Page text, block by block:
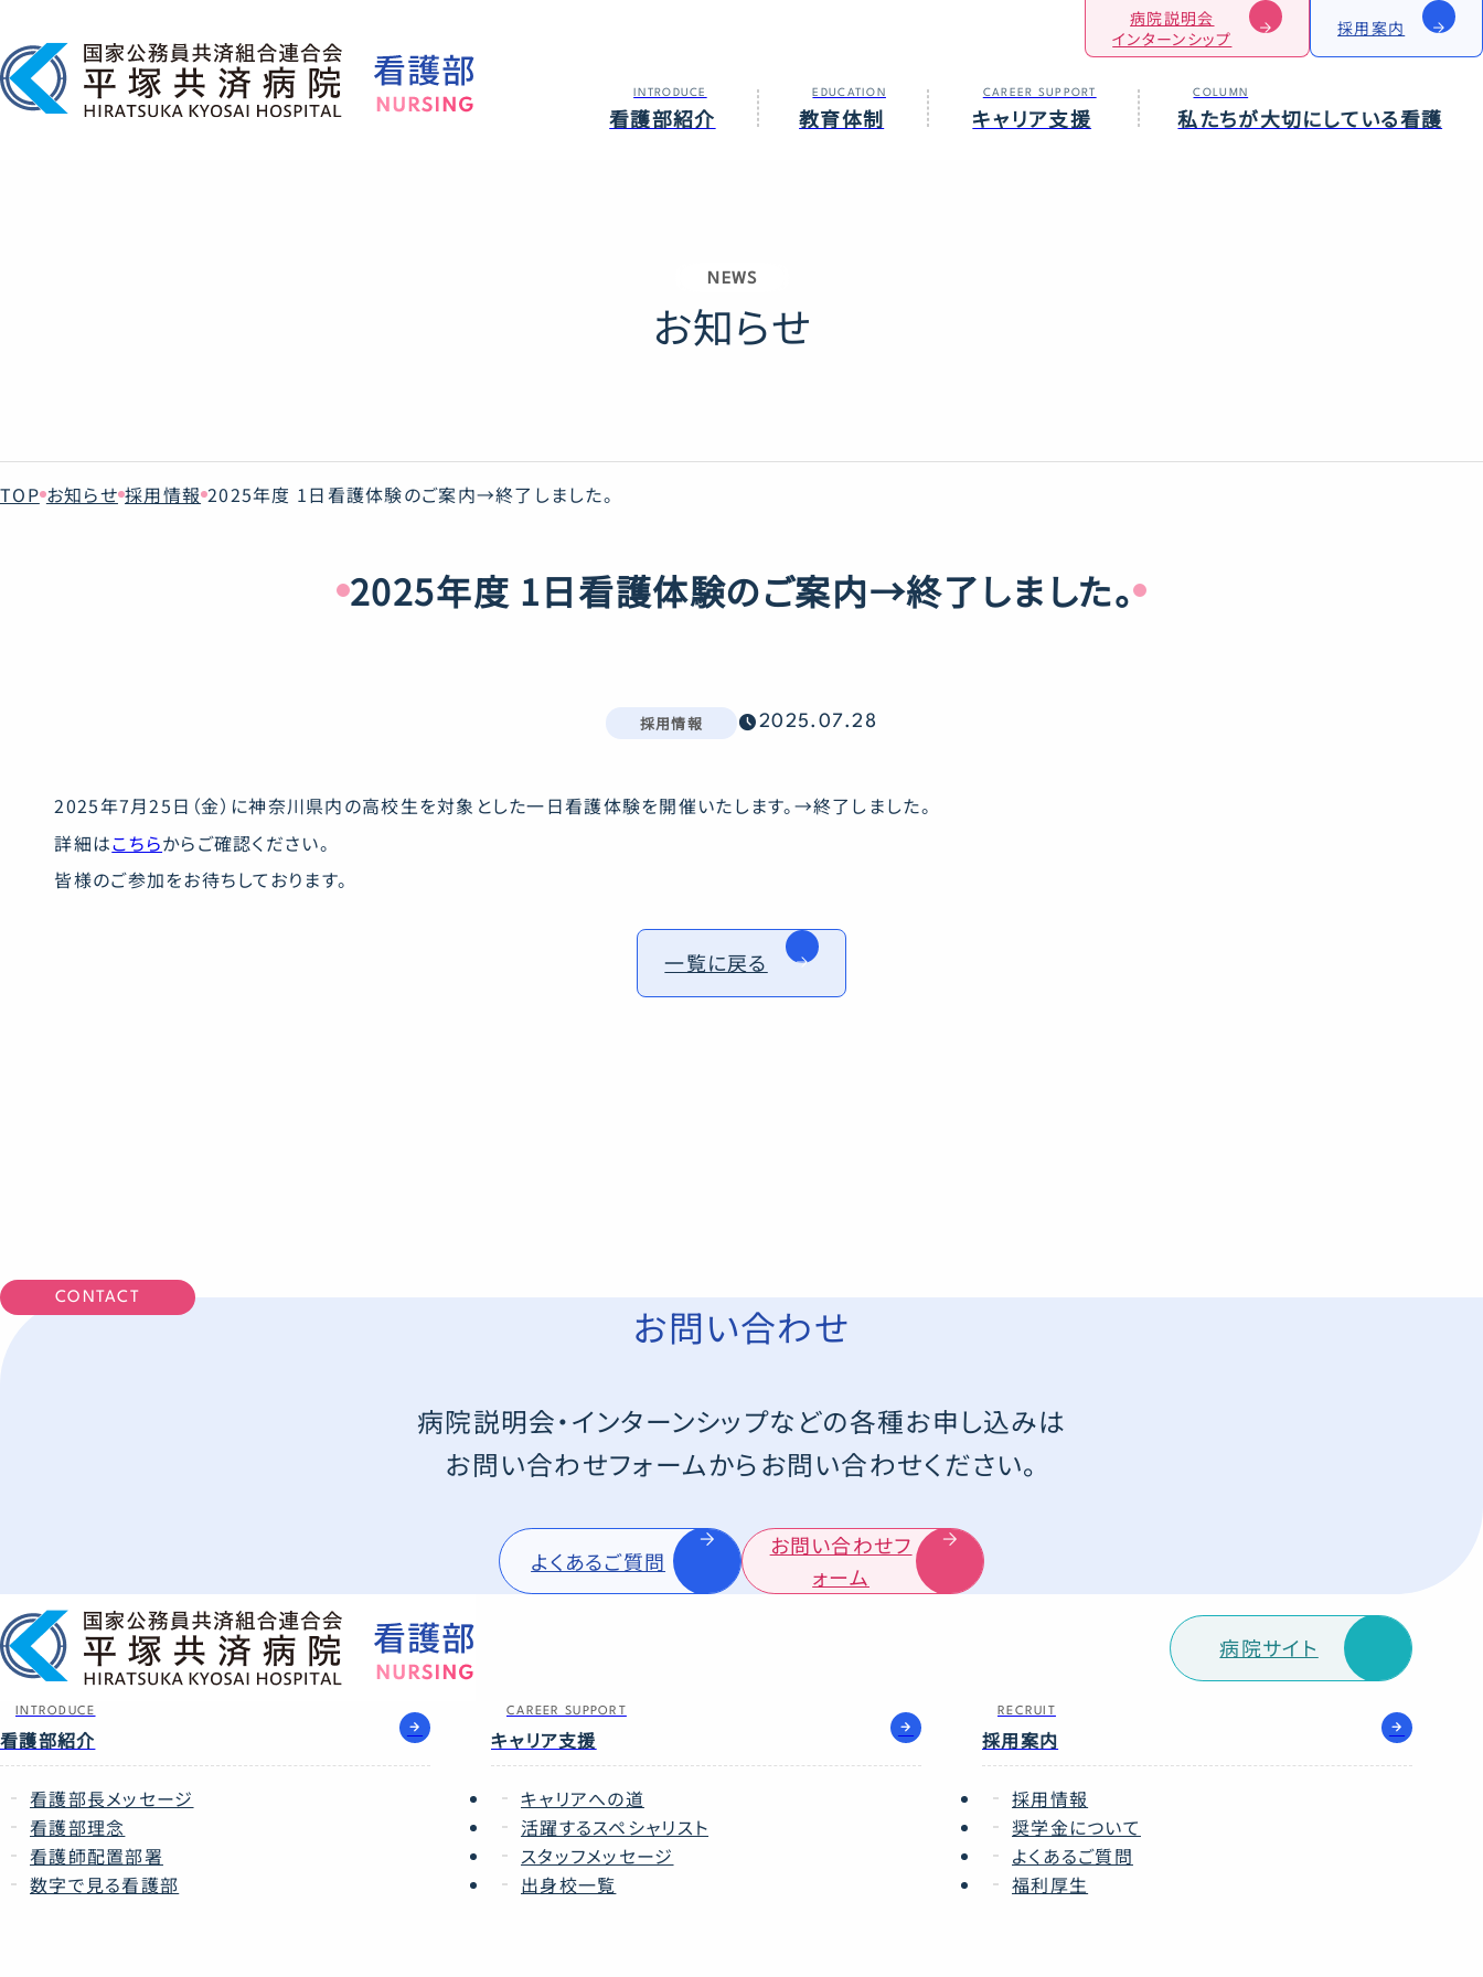
病院説明会
インターンシップ
採用案内
INTRODUCE
看護部紹介
EDUCATION
教育体制
CAREER SUPPORT
キャリア支援
COLUMN
私たちが大切にしている看護
NEWS
お知らせ
TOP お知らせ 採用情報 2025年度 1日看護体験のご案内→終了しました。
2025年度 1日看護体験のご案内→終了しました。
採用情報 SCHEDULE2025.07.28
2025年7月25日（金）に神奈川県内の高校生を対象とした一日看護体験を開催いたします。→終了しました。
詳細はこちらからご確認ください。
皆様のご参加をお待ちしております。
一覧に戻る
CONTACT
お問い合わせ
病院説明会・インターンシップなどの各種お申し込みは
お問い合わせフォームからお問い合わせください。
よくあるご質問
お問い合わせフ
ォーム
病院サイト
INTRODUCE
看護部紹介
看護部長メッセージ
看護部理念
看護師配置部署
数字で見る看護部
CAREER SUPPORT
キャリア支援
キャリアへの道
活躍するスペシャリスト
スタッフメッセージ
出身校一覧
RECRUIT
採用案内
採用情報
奨学金について
よくあるご質問
福利厚生